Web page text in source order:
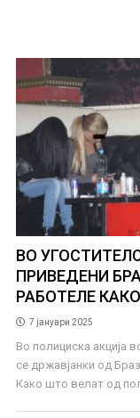
ВО
ПРИВЕДЕНИ
РАБОТЕЛЕ
7 јануари 2025
Во полициска акција
се државјанки од
Како што велат од